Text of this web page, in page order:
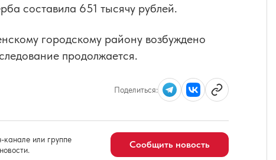
составила 651 тысячу рублей.
городскому району возбуждено
продолжается.
Поделиться:
или группе
Сообщить новость